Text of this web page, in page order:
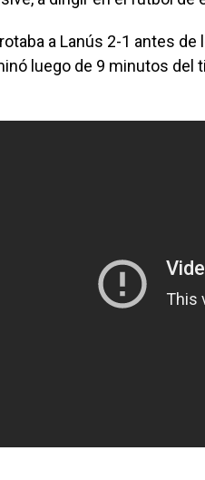
a Lanús 2-1 antes
luego de 9 minutos del